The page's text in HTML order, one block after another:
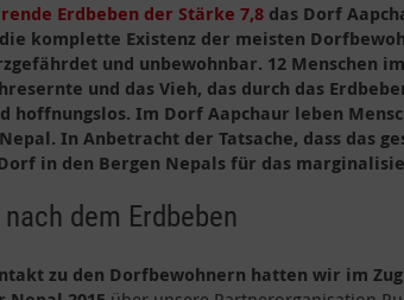
Erdbeben der Stärke 7,8 das Dorf
komplette Existenz der meisten
und unbewohnbar. 12 Menschen
und das Vieh, das durch das
hoffnungslos. Im Dorf Aapchaur leben
In Anbetracht der Tatsache, dass das
in den Bergen Nepals für das
dem Erdbeben
zu den Dorfbewohnern hatten wir im